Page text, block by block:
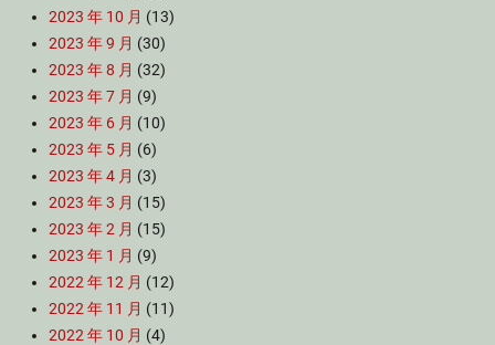
2023 年 10 月 (13)
2023 年 9 月 (30)
2023 年 8 月 (32)
2023 年 7 月 (9)
2023 年 6 月 (10)
2023 年 5 月 (6)
2023 年 4 月 (3)
2023 年 3 月 (15)
2023 年 2 月 (15)
2023 年 1 月 (9)
2022 年 12 月 (12)
2022 年 11 月 (11)
2022 年 10 月 (4)